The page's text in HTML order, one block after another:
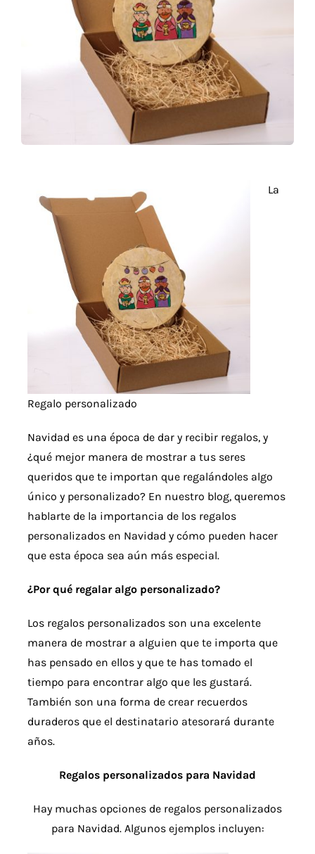
Detalles
Acuarelas
Cursos
Coaching
Blog
Contacto
Regalo personalizado
La
Navidad es una época de dar y recibir regalos, y
¿qué mejor manera de mostrar a tus seres
queridos que te importan que regalándoles algo
único y personalizado? En nuestro blog, queremos
hablarte de la importancia de los regalos
personalizados en Navidad y cómo pueden hacer
que esta época sea aún más especial.
¿Por qué regalar algo personalizado?
Los regalos personalizados son una excelente
manera de mostrar a alguien que te importa que
has pensado en ellos y que te has tomado el
tiempo para encontrar algo que les gustará.
También son una forma de crear recuerdos
duraderos que el destinatario atesorará durante
años.
Regalos personalizados para Navidad
Hay muchas opciones de regalos personalizados
para Navidad. Algunos ejemplos incluyen: